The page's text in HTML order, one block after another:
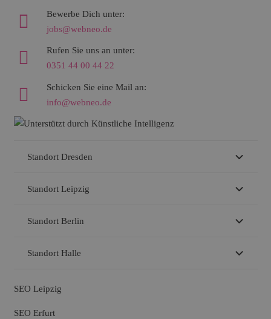
Bewerbe Dich unter:
jobs@webneo.de
Rufen Sie uns an unter:
0351 44 00 44 22
Schicken Sie eine Mail an:
info@webneo.de
Standort Dresden
Standort Leipzig
Standort Berlin
Standort Halle
SEO Leipzig
SEO Erfurt